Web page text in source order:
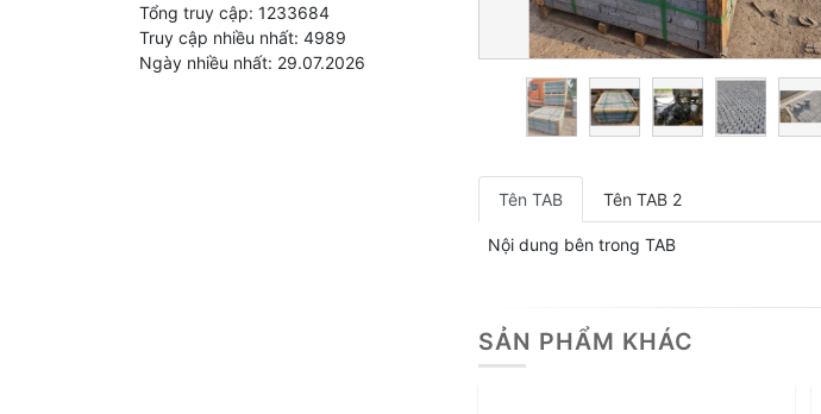
Tên TAB Tên TAB 2
Nội dung bên trong TAB
SẢN PHẨM KHÁC
Tổng truy cập: 1233684
Truy cập nhiều nhất: 4989
Ngày nhiều nhất: 29.07.2026